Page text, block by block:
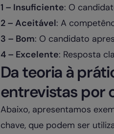
1 – Insuficiente: O
2 – Aceitável: A
3 – Bom: O candidato
4 – Excelente: Resposta
Da teoria à
entrevistas por
Abaixo, apresentamos
chave, que podem ser